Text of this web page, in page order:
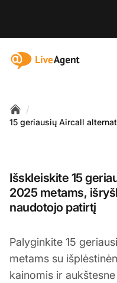
:site.title
Home
/
15 geriausių Aircall
Išskleiskite 15
2025 metams,
naudotojo patirtį
Palyginkite 15
metams su
kainomis ir